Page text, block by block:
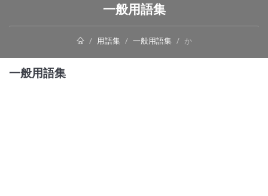
一般用語集
用語集 一般用語集 か
一般用語集